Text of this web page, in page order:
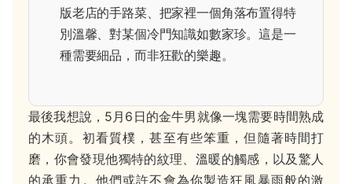
版老店的手路菜、把家裡一個角落布置得特
別溫馨、對某個冷門知識如數家珍。這是一
種需要細品，而非狂歡的樂趣。
最後我想說，5月6日的金牛男就像一塊需要時間熟成
的木頭。初看質樸，甚至有些笨重，但隨著時間打
磨，你會發現他獨特的紋理、溫暖的觸感，以及驚人
的承重力。他們或許不會為你製造狂風暴雨般的激